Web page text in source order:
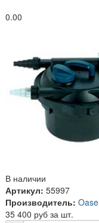
0.00
В наличии
Артикул: 55997
Производитель: Oase
35 400 руб за шт.